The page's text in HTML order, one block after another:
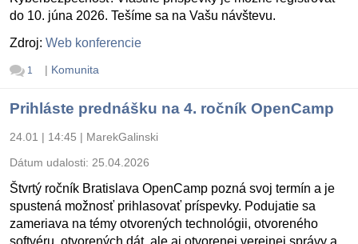
do 10. júna 2026. Tešíme sa na Vašu návštevu.
Zdroj: Web konferencie
1 | Komunita
Prihláste prednášku na 4. ročník OpenCamp
24.01 | 14:45 | MarekGalinski
Dátum udalosti: 25.04.2026
Štvrtý ročník Bratislava OpenCamp pozná svoj termín a je
spustená možnosť prihlasovať príspevky. Podujatie sa
zameriava na témy otvorených technológii, otvoreného